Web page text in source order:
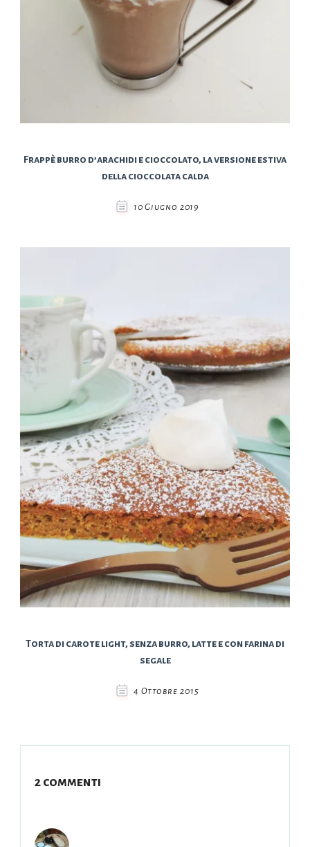
Frappè burro d’arachidi e cioccolato, la versione estiva
della cioccolata calda
10 Giugno 2019
Torta di carote light, senza burro, latte e con farina di
segale
4 Ottobre 2015
2 commenti